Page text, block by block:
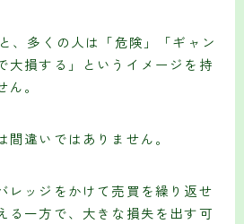
、多くの人は「危険」「ギャン
大損する」というイメージを持
。
違いではありません。
レッジをかけて売買を繰り返せ
る一方で、大きな損失を出す可